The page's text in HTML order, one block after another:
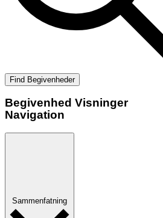
Find Begivenheder
Begivenhed Visninger
Navigation
Sammenfatning